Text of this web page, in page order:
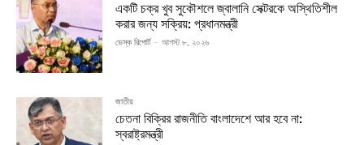
একটি চক্র খুব সুকৌশলে জ্বালানি সেক্টরকে অস্থিতিশীল
করার জন্য সক্রিয়: প্রধানমন্ত্রী
ডেস্ক রিপোর্ট - আগস্ট ৮, ২০২৬
জাতীয়
চেতনা বিক্রির রাজনীতি বাংলাদেশে আর হবে না:
স্বরাষ্ট্রমন্ত্রী